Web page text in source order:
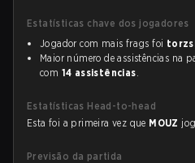
Estatísticas chave dos jogadores
Jogador com mais frags foi
Maior número de assistências na
com 14 assistências.
Estatísticas Head-to-head
Esta foi a primeira vez que MOUZ
Previsão da partida